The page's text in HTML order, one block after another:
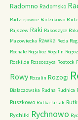
Radomno Radomsko
Radziejowice Radzikowo
Rajszew Raki Rakoszyce
Mazowiecka Rawka Reda
Rochale Rogalice Rogalin
Roskilde Rossoszyca Rostock
Rowy Rozalin Rozogi
Białaczowska Rudna Rudnica
Ruszkowo Rutka-Tartak Rutki
Rychliki Rychnowo